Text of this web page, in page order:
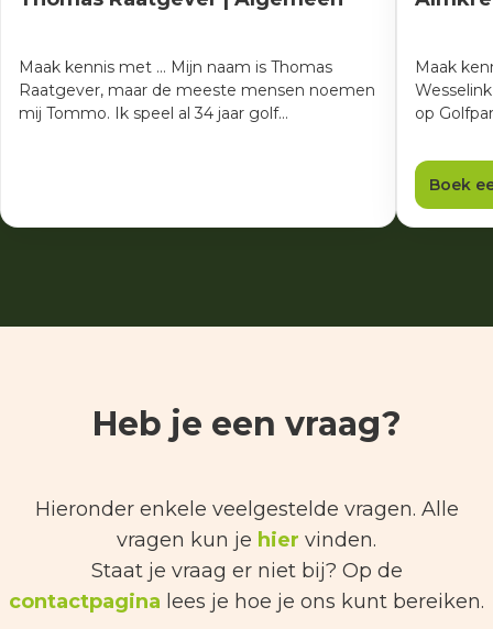
Maak kennis met ... Mijn naam is Thomas
Raatgever, maar de meeste mensen noemen
mij Tommo. Ik speel al 34 jaar golf…
Maak
op
Boek
Heb je een vraag?
Hieronder enkele veelgestelde vragen. Alle
vragen kun je hier vinden.
Staat je vraag er niet bij? Op de
contactpagina lees je hoe je ons kunt bereiken.